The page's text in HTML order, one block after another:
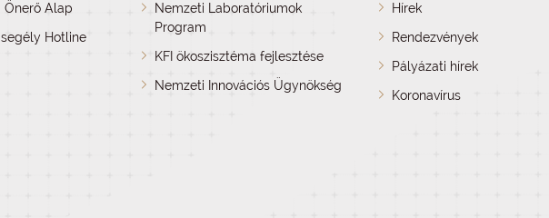
Önerő Alap
Hotline
Nemzeti Laboratóriumok
Program
KFI ökoszisztéma fejlesztése
Nemzeti Innovációs Ügynökség
Hírek
Rendezvények
Pályázati hírek
Koronavírus